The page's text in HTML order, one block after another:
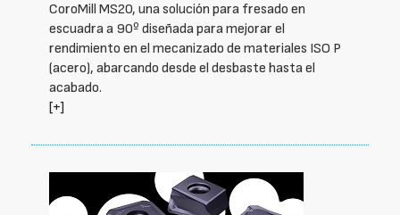
CoroMill MS20, una solución para fresado en
escuadra a 90º diseñada para mejorar el
rendimiento en el mecanizado de materiales ISO P
(acero), abarcando desde el desbaste hasta el
acabado.
[+]